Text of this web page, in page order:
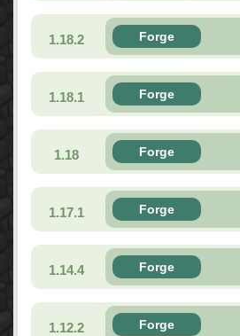
1.18.2 Forge
1.18.1 Forge
1.18 Forge
1.17.1 Forge
1.14.4 Forge
1.12.2 Forge